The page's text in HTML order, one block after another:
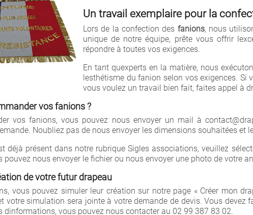
Un travail exemplaire pour la
Lors de la confection des fanions, nous
unique de notre équipe, prête vous offrir
répondre à toutes vos exigences.
En tant quexperts en la matière, nous
lesthétisme du fanion selon vos exigences. Si
vous voulez un travail bien fait, faites appel à
vos fanions ?
vos fanions, vous pouvez nous envoyer un mail à
Noubliez pas de nous envoyer les dimensions souhaitées et
déjà présent dans notre rubrique Sigles associations, veuillez
pouvez nous envoyer le fichier ou nous envoyer une photo de votre
de votre futur drapeau
vous pouvez simuler leur création sur notre page « Créer mon
votre simulation sera jointe à votre demande de devis. Vous
dinformations, vous pouvez nous contacter au 02 99 387 83 02.
Créer une liste d'envies
Nom de la liste d'envies